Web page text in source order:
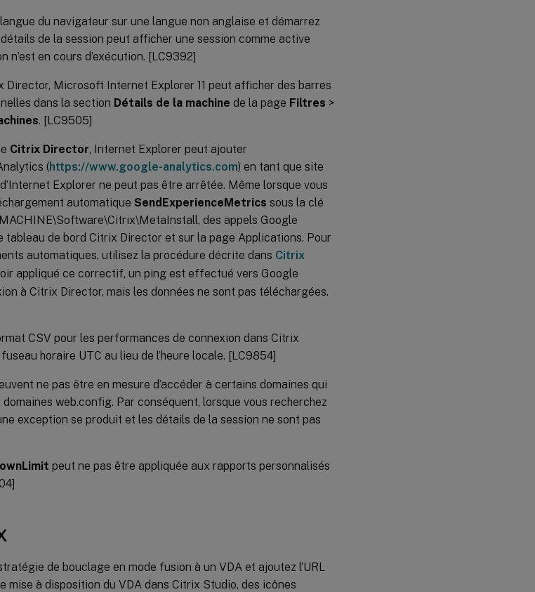
du navigateur sur une langue non anglaise et démarrez
de la session peut afficher une session comme active
n’est en cours d’exécution. [LC9392]
Director, Microsoft Internet Explorer 11 peut afficher des barres
dans la section Détails de la machine de la page Filtres >
. [LC9505]
Citrix Director, Internet Explorer peut ajouter
(https://www.google-analytics.com) en tant que site
Explorer ne peut pas être arrêtée. Même lorsque vous
automatique SendExperienceMetrics sous la clé
des appels Google
tableau de bord Citrix Director et sur la page Applications. Pour
automatiques, utilisez la procédure décrite dans Citrix
appliqué ce correctif, un ping est effectué vers Google
à Citrix Director, mais les données ne sont pas téléchargées.
CSV pour les performances de connexion dans Citrix
horaire UTC au lieu de l’heure locale. [LC9854]
ne pas être en mesure d’accéder à certains domaines qui
web.config. Par conséquent, lorsque vous recherchez
exception se produit et les détails de la session ne sont pas
peut ne pas être appliquée aux rapports personnalisés
de bouclage en mode fusion à un VDA et ajoutez l’URL
mise à disposition du VDA dans Citrix Studio, des icônes